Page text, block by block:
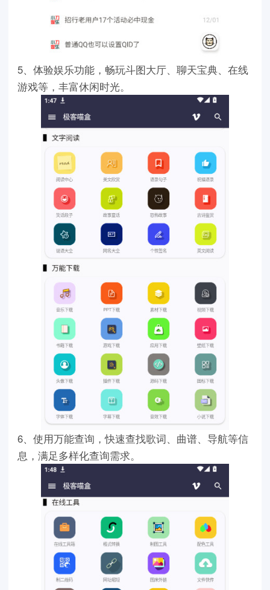
5、体验娱乐功能，畅玩斗图大厅、聊天宝典、在线
游戏等，丰富休闲时光。
6、使用万能查询，快速查找歌词、曲谱、导航等信
息，满足多样化查询需求。